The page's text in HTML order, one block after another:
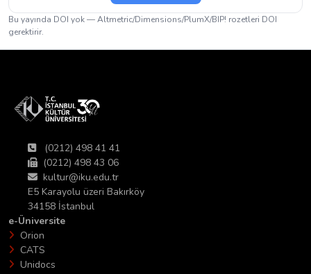
Bu yayında DOI yok — Altmetric/Dimensions/PlumX/BIP! rozetleri DOI
gerektirir.
(0212) 498 41 41
(0212) 498 43 06
kultur@iku.edu.tr
E5 Karayolu üzeri Bakırköy
34158 İstanbul
e-Üniversite
Orion
CATS
Unidocs